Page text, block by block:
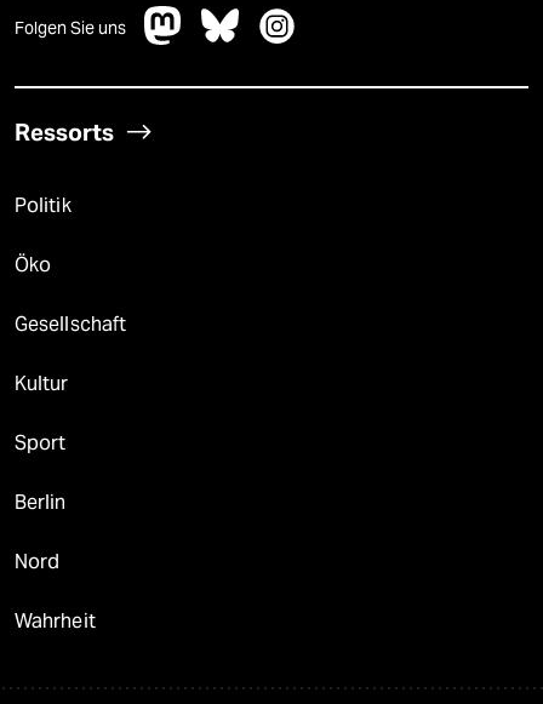
Folgen Sie uns
Ressorts
Politik
Öko
Gesellschaft
Kultur
Sport
Berlin
Nord
Wahrheit